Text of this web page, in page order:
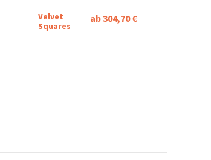
Velvet
Squares
ab 304,70 €